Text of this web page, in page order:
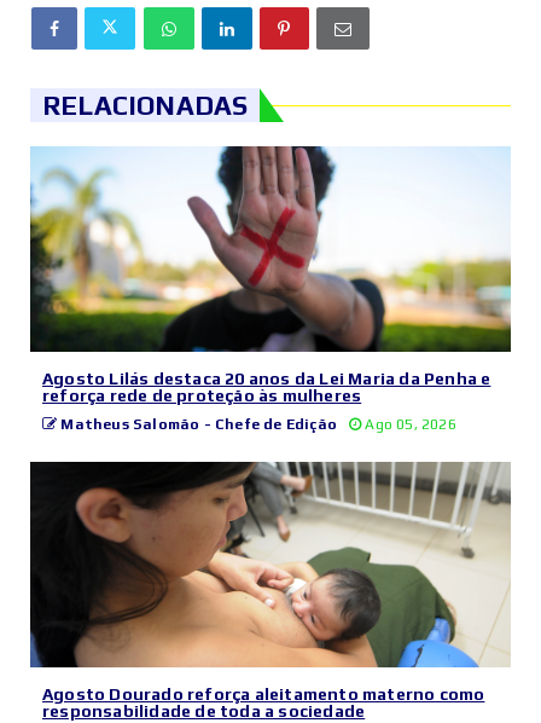
RELACIONADAS
Agosto Lilás destaca 20 anos da Lei Maria da Penha e
reforça rede de proteção às mulheres
Matheus Salomão - Chefe de Edição Ago 05, 2026
Agosto Dourado reforça aleitamento materno como
responsabilidade de toda a sociedade